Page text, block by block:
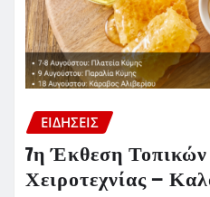
ΕΙΔΗΣΕΙΣ
7η Έκθεση
Χειροτεχνίας –